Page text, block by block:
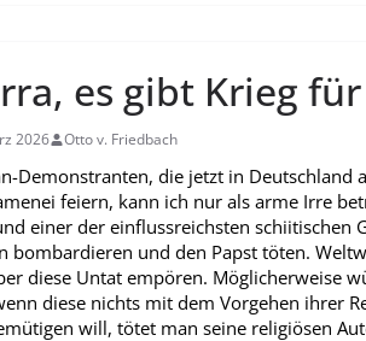
es gibt Krieg
2026 Otto v. Friedbach
Demonstranten, die jetzt in Deutschland
feiern, kann ich nur als arme Irre
einer der einflussreichsten schiitischen
bombardieren und den Papst töten.
diese Untat empören. Möglicherweise
diese nichts mit dem Vorgehen ihrer
will, tötet man seine religiösen